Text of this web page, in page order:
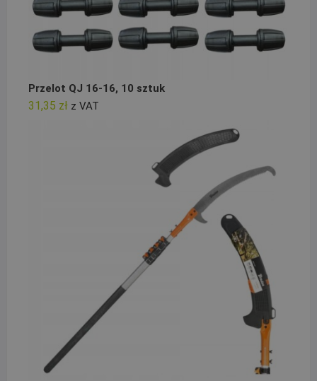
Przelot QJ 16-16, 10 sztuk
31,35 zł z VAT